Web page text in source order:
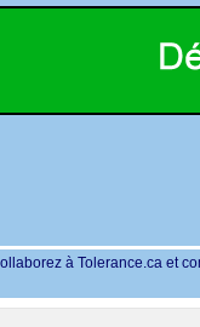
à Tolerance.ca et